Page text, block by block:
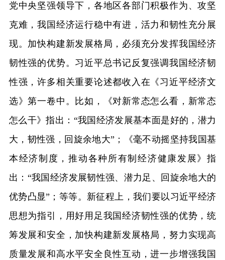
党中央坚强领导下，各地区各部门积极作为、攻坚
克难，我国经济运行稳中有进，活力和韧性充分展
现。加快构建新发展格局，必须充分发挥我国经济
韧性强的优势。习近平总书记反复强调我国经济韧
性强，许多相关重要论述都收入在《习近平经济文
选》第一卷中。比如，《对新常态怎么看，新常态
怎么干》指出：“我国经济发展基本面是好的，潜力
大，韧性强，回旋余地大”；《毫不动摇坚持我国基
本经济制度，推动各种所有制经济健康发展》指
出：“我国经济发展韧性强、潜力足、回旋余地大的
优势凸显”；等等。新征程上，我们要以习近平经济
思想为指引，用好用足我国经济韧性强的优势，统
筹发展和安全，加快构建新发展格局，努力实现高
质量发展和高水平安全良性互动，进一步增强我国